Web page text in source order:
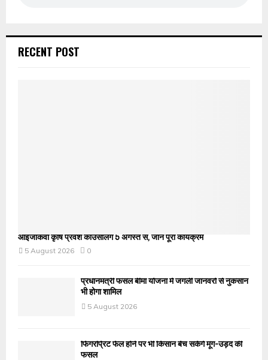
RECENT POST
आईजीकेवी कृषि प्रवेश काउंसलिंग 5 अगस्त से, जानें पूरा कार्यक्रम
5 August 2026
0
प्रधानमंत्री फसल बीमा योजना में जंगली जानवरों से नुकसान
भी होगा शामिल
5 August 2026
फिंगरप्रिंट फेल होने पर भी किसान बेच सकेंगे मूंग-उड़द की
फसल